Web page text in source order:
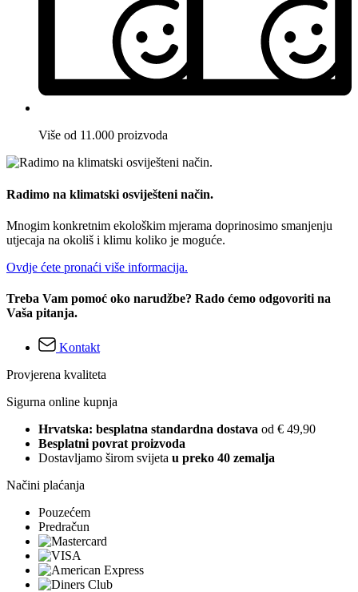
Više od 11.000 proizvoda
Radimo na klimatski osviješteni način.
Mnogim konkretnim ekološkim mjerama doprinosimo smanjenju
utjecaja na okoliš i klimu koliko je moguće.
Ovdje ćete pronaći više informacija.
Treba Vam pomoć oko narudžbe? Rado ćemo odgovoriti na
Vaša pitanja.
Kontakt
Provjerena kvaliteta
Sigurna online kupnja
Hrvatska: besplatna standardna dostava od € 49,90
Besplatni povrat proizvoda
Dostavljamo širom svijeta u preko 40 zemalja
Načini plaćanja
Pouzećem
Predračun